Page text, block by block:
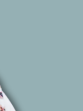
od pomysłu po
ogrodów w całej
względu na